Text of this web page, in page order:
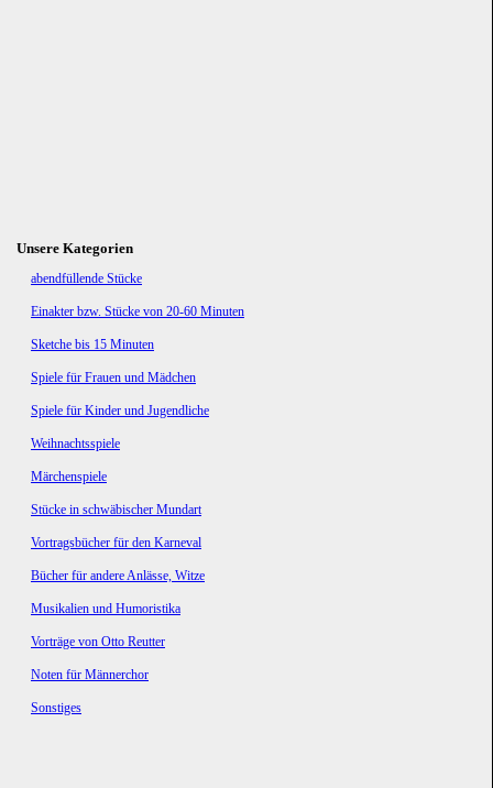
Unsere Kategorien
Navigation
abendfüllende Stücke
Einakter bzw. Stücke von 20-60 Minuten
Sketche bis 15 Minuten
Spiele für Frauen und Mädchen
Spiele für Kinder und Jugendliche
Weihnachtsspiele
Märchenspiele
Stücke in schwäbischer Mundart
Vortragsbücher für den Karneval
Bücher für andere Anlässe, Witze
Musikalien und Humoristika
Vorträge von Otto Reutter
Noten für Männerchor
Sonstiges